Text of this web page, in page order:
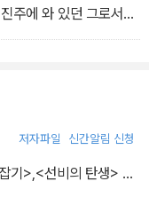
주에 와 있던 그로서는
아이가 기뻐하는 낯빛
데리고 실컷 놀던 시기
은 마음이 빗나가서 재
아들을 서산 기슭에다
이승에서 못했던 아
저자파일 신간알림 신청
기>,<선비의 탄생> …